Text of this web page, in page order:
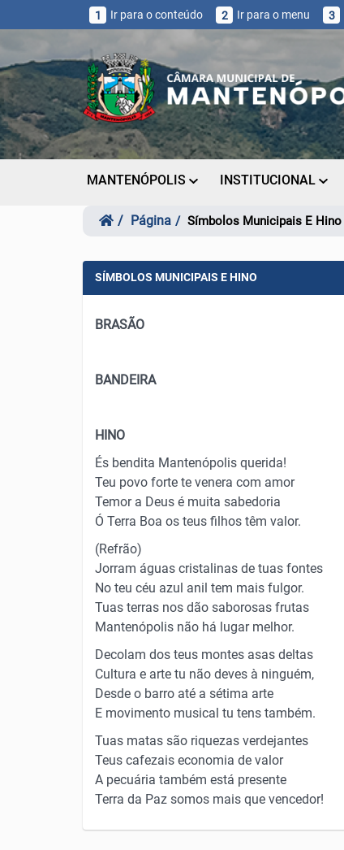
1 Ir para o conteúdo 2 Ir para o menu 3
MANTENÓPOLIS INSTITUCIONAL
Página Símbolos Municipais E Hino
SÍMBOLOS MUNICIPAIS E HINO
BRASÃO
BANDEIRA
HINO
És bendita Mantenópolis querida!
Teu povo forte te venera com amor
Temor a Deus é muita sabedoria
Ó Terra Boa os teus filhos têm valor.
(Refrão)
Jorram águas cristalinas de tuas fontes
No teu céu azul anil tem mais fulgor.
Tuas terras nos dão saborosas frutas
Mantenópolis não há lugar melhor.
Decolam dos teus montes asas deltas
Cultura e arte tu não deves à ninguém,
Desde o barro até a sétima arte
E movimento musical tu tens também.
Tuas matas são riquezas verdejantes
Teus cafezais economia de valor
A pecuária também está presente
Terra da Paz somos mais que vencedor!